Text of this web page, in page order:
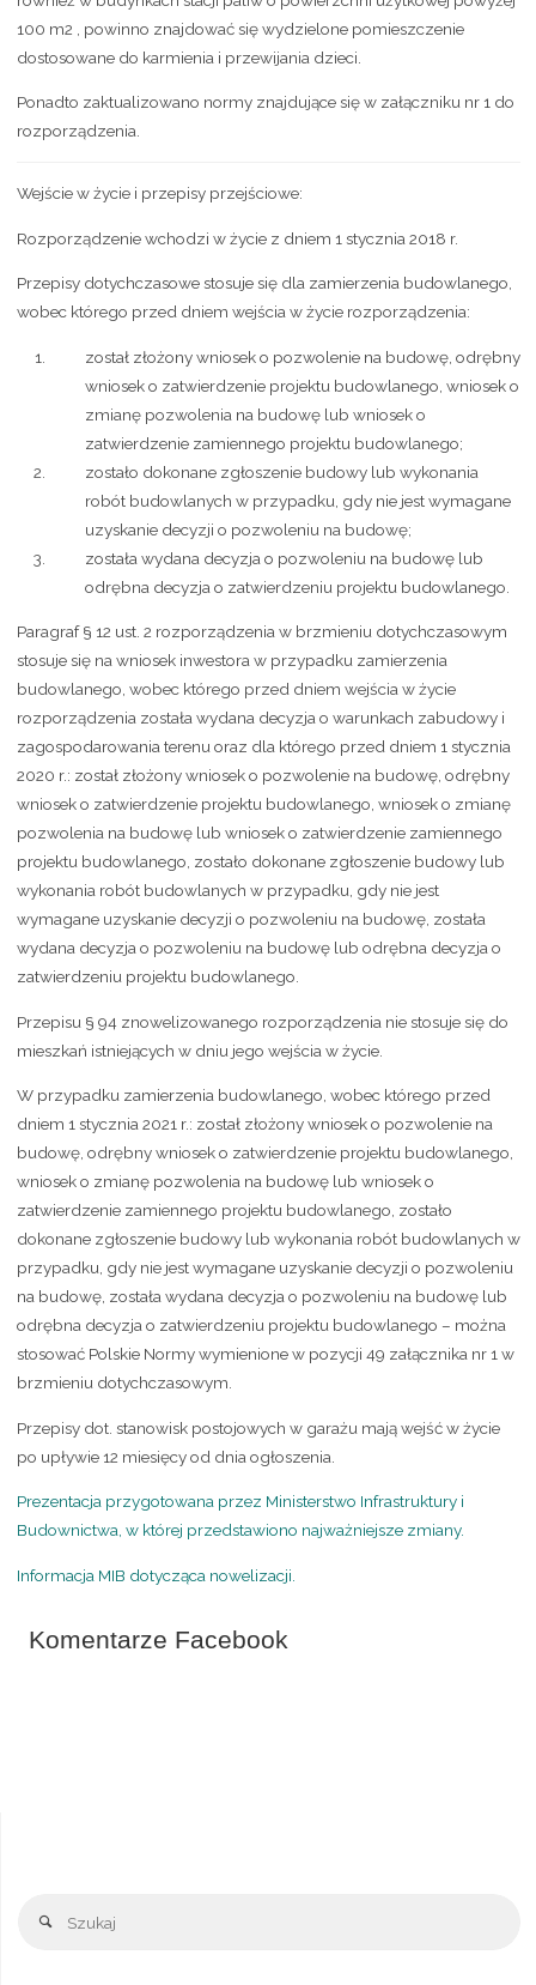
100 m2 , powinno znajdować się wydzielone pomieszczenie
dostosowane do karmienia i przewijania dzieci.
Ponadto zaktualizowano normy znajdujące się w załączniku nr 1 do
rozporządzenia.
Wejście w życie i przepisy przejściowe:
Rozporządzenie wchodzi w życie z dniem 1 stycznia 2018 r.
Przepisy dotychczasowe stosuje się dla zamierzenia budowlanego,
wobec którego przed dniem wejścia w życie rozporządzenia:
został złożony wniosek o pozwolenie na budowę, odrębny
wniosek o zatwierdzenie projektu budowlanego, wniosek o
zmianę pozwolenia na budowę lub wniosek o
zatwierdzenie zamiennego projektu budowlanego;
zostało dokonane zgłoszenie budowy lub wykonania
robót budowlanych w przypadku, gdy nie jest wymagane
uzyskanie decyzji o pozwoleniu na budowę;
została wydana decyzja o pozwoleniu na budowę lub
odrębna decyzja o zatwierdzeniu projektu budowlanego.
Paragraf § 12 ust. 2 rozporządzenia w brzmieniu dotychczasowym
stosuje się na wniosek inwestora w przypadku zamierzenia
budowlanego, wobec którego przed dniem wejścia w życie
rozporządzenia została wydana decyzja o warunkach zabudowy i
zagospodarowania terenu oraz dla którego przed dniem 1 stycznia
2020 r.: został złożony wniosek o pozwolenie na budowę, odrębny
wniosek o zatwierdzenie projektu budowlanego, wniosek o zmianę
pozwolenia na budowę lub wniosek o zatwierdzenie zamiennego
projektu budowlanego, zostało dokonane zgłoszenie budowy lub
wykonania robót budowlanych w przypadku, gdy nie jest
wymagane uzyskanie decyzji o pozwoleniu na budowę, została
wydana decyzja o pozwoleniu na budowę lub odrębna decyzja o
zatwierdzeniu projektu budowlanego.
Przepisu § 94 znowelizowanego rozporządzenia nie stosuje się do
mieszkań istniejących w dniu jego wejścia w życie.
W przypadku zamierzenia budowlanego, wobec którego przed
dniem 1 stycznia 2021 r.: został złożony wniosek o pozwolenie na
budowę, odrębny wniosek o zatwierdzenie projektu budowlanego,
wniosek o zmianę pozwolenia na budowę lub wniosek o
zatwierdzenie zamiennego projektu budowlanego, zostało
dokonane zgłoszenie budowy lub wykonania robót budowlanych w
przypadku, gdy nie jest wymagane uzyskanie decyzji o pozwoleniu
na budowę, została wydana decyzja o pozwoleniu na budowę lub
odrębna decyzja o zatwierdzeniu projektu budowlanego – można
stosować Polskie Normy wymienione w pozycji 49 załącznika nr 1 w
brzmieniu dotychczasowym.
Przepisy dot. stanowisk postojowych w garażu mają wejść w życie
po upływie 12 miesięcy od dnia ogłoszenia.
Prezentacja przygotowana przez Ministerstwo Infrastruktury i
Budownictwa, w której przedstawiono najważniejsze zmiany.
Informacja MIB dotycząca nowelizacji.
Komentarze Facebook